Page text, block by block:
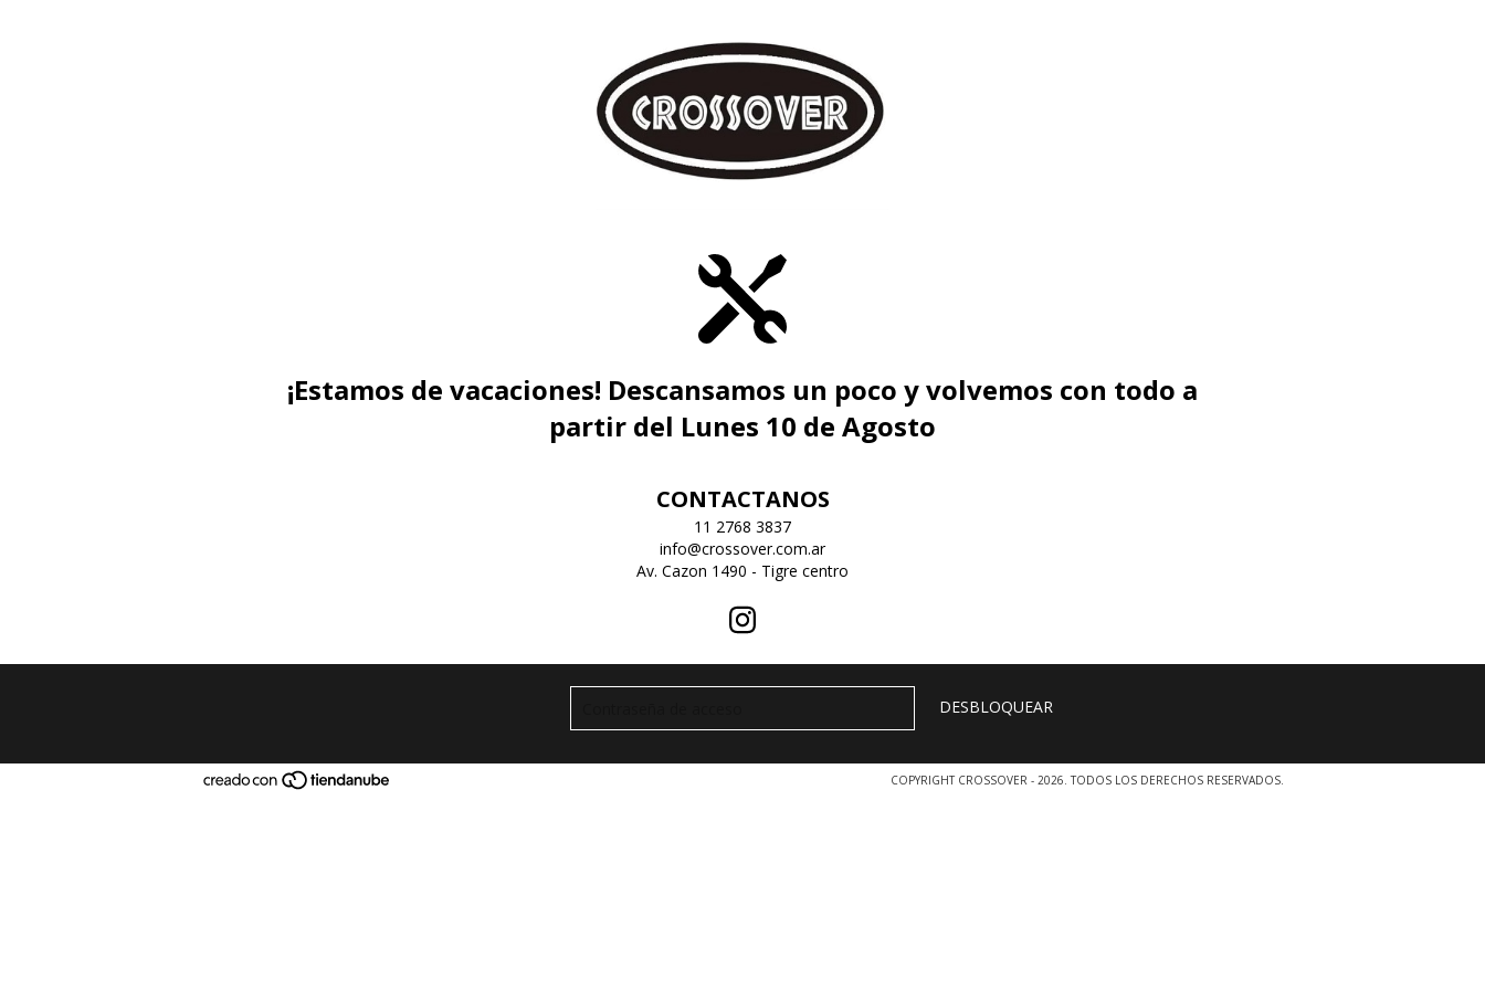
¡Estamos de vacaciones! Descansamos un poco y volvemos con todo a
partir del Lunes 10 de Agosto
CONTACTANOS
11 2768 3837
info@crossover.com.ar
Av. Cazon 1490 - Tigre centro
COPYRIGHT CROSSOVER - 2026. TODOS LOS DERECHOS RESERVADOS.